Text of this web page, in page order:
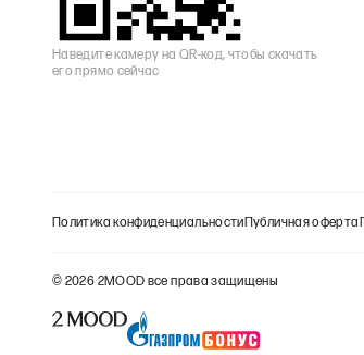
Наведите камеру на QR-код, чтобы скачать
его прямо сейчас
Политика конфиденциальности Публичная оферта
© 2026 2MOOD все права защищены